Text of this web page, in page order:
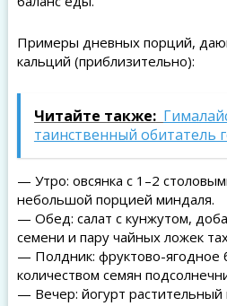
Примеры дневных порций,
кальций (приблизительно):
Читайте также:
таинственный обитатель
— Утро: овсянка с 1–2
небольшой порцией миндаля.
— Обед: салат с кунжутом,
семени и пару чайных ложек
— Полдник: фруктово-
количеством семян
— Вечер: йогурт